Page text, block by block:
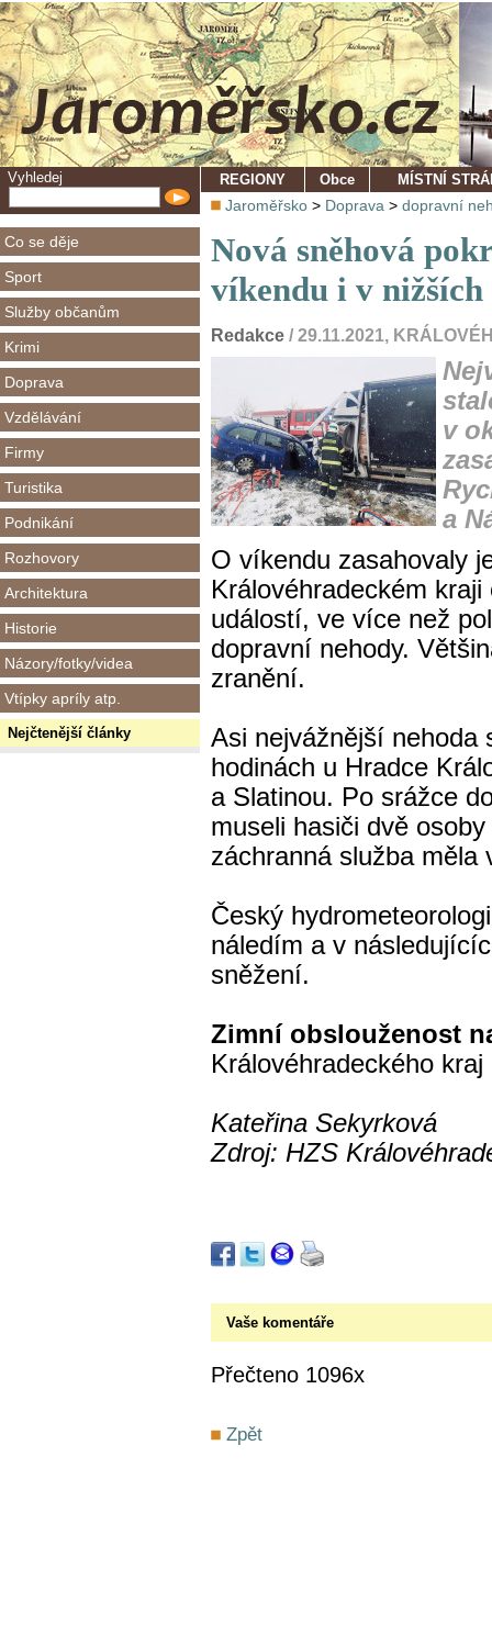
Vyhledej
Co se děje
Sport
Služby občanům
Krimi
Doprava
Vzdělávání
Firmy
Turistika
Podnikání
Rozhovory
Architektura
Historie
Názory/fotky/videa
Vtípky apríly atp.
Nejčtenější články
REGIONY Obce MÍSTNÍ
Jaroměřsko > Doprava > dopravní
Nová sněhová
víkendu i v nižších
Redakce / 29.11.2021,
v
a
O víkendu zasahovaly
Královéhradeckém
událostí, ve více než
dopravní nehody.
zranění.
Asi nejvážnější nehoda
hodinách u Hradce
a Slatinou. Po srážce
museli hasiči dvě
záchranná služba měla
Český
náledím a v
sněžení.
Zimní obslouženost
Královéhradeckého
Kateřina Sekyrková
Zdroj: HZS
Vaše komentáře
Přečteno 1096x
Zpět